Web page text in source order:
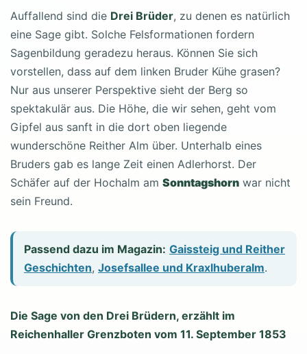
Auffallend sind die Drei Brüder, zu denen es natürlich
eine Sage gibt. Solche Felsformationen fordern
Sagenbildung geradezu heraus. Können Sie sich
vorstellen, dass auf dem linken Bruder Kühe grasen?
Nur aus unserer Perspektive sieht der Berg so
spektakulär aus. Die Höhe, die wir sehen, geht vom
Gipfel aus sanft in die dort oben liegende
wunderschöne Reither Alm über. Unterhalb eines
Bruders gab es lange Zeit einen Adlerhorst. Der
Schäfer auf der Hochalm am Sonntagshorn war nicht
sein Freund.
Passend dazu im Magazin: Gaissteig und Reither
Geschichten, Josefsallee und Kraxlhuberalm.
Die Sage von den Drei Brüdern, erzählt im
Reichenhaller Grenzboten vom 11. September 1853